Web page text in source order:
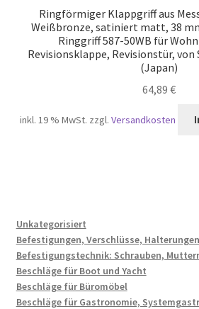
Ringförmiger Klappgriff aus
Weißbronze, satiniert matt, 38
Ringgriff 587-50WB für
Revisionsklappe, Revisionstür, von
(Japan)
64,89 €
inkl. 19 % MwSt. zzgl.Versandkosten
Unkategorisiert
Befestigungen, Verschlüsse, Halterungen
Befestigungstechnik: Schrauben,
Beschläge für Boot und Yacht
Beschläge für Büromöbel
Beschläge für Gastronomie,